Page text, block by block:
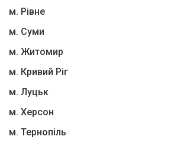
м. Рівне
м. Суми
м. Житомир
м. Кривий Ріг
м. Луцьк
м. Херсон
м. Тернопіль